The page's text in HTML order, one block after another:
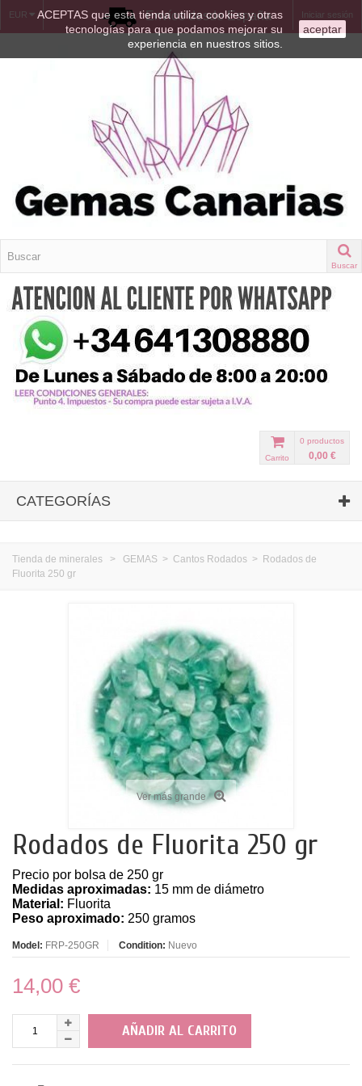
ACEPTAS que esta tienda utiliza cookies y otras
tecnologías para que podamos mejorar su
experiencia en nuestros sitios.
aceptar
EUR Iniciar sesión
Envíos desde España
Buscar
0 productos
0,00 €
Carrito
CATEGORÍAS
Tienda de minerales > GEMAS > Cantos Rodados > Rodados de
Fluorita 250 gr
Ver más grande
Rodados de Fluorita 250 gr
Precio por bolsa de 250 gr
Medidas aproximadas: 15 mm de diámetro
Material: Fluorita
Peso aproximado: 250 gramos
Model: FRP-250GR Condition: Nuevo
14,00 €
AÑADIR AL CARRITO